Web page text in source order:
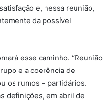
e, nessa reunião,
da possível
esse caminho. “Reunião
e a coerência de
os rumos – partidários.
definições, em abril de